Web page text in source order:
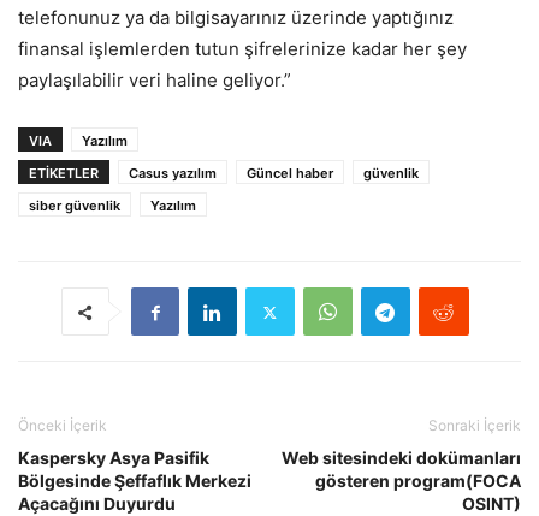
telefonunuz ya da bilgisayarınız üzerinde yaptığınız
finansal işlemlerden tutun şifrelerinize kadar her şey
paylaşılabilir veri haline geliyor.”
VIA
Yazılım
ETIKETLER
Casus yazılım Güncel haber
güvenlik
siber güvenlik
Yazılım
Önceki İçerik
Kaspersky Asya Pasifik
Bölgesinde Şeffaflık Merkezi
Açacağını Duyurdu
Sonraki İçerik
Web sitesindeki dokümanları
gösteren program(FOCA
OSINT)